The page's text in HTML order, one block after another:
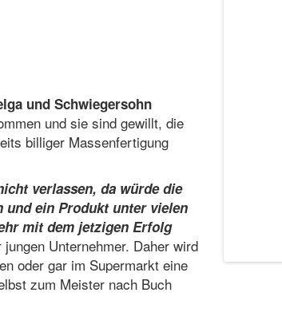
und Schwiegersohn
und sie sind gewillt, die
billiger Massenfertigung
verlassen, da würde die
und ein Produkt unter vielen
mit dem jetzigen Erfolg
Unternehmer. Daher wird
oder gar im Supermarkt eine
zum Meister nach Buch